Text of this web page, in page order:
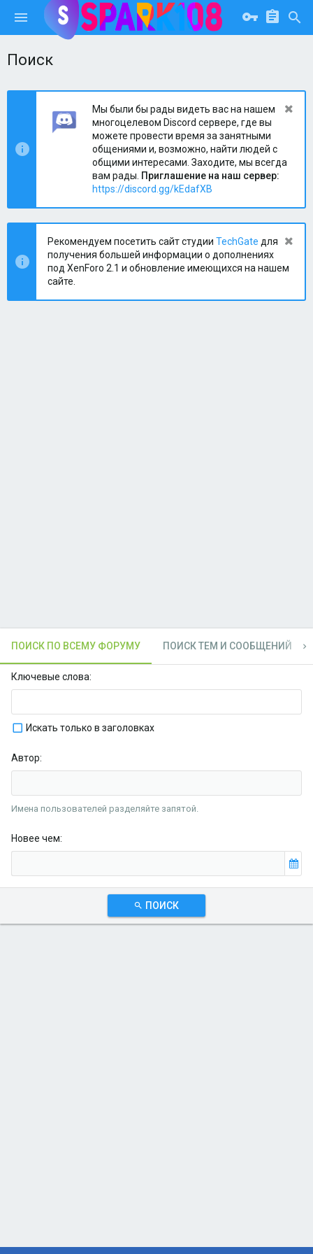
Поиск
Мы были бы рады видеть вас на нашем
многоцелевом Discord сервере, где вы
можете провести время за занятными
общениями и, возможно, найти людей с
общими интересами. Заходите, мы всегда
вам рады. Приглашение на наш сервер:
https://discord.gg/kEdafXB
Рекомендуем посетить сайт студии TechGate для
получения большей информации о дополнениях
под XenForo 2.1 и обновление имеющихся на нашем
сайте.
ПОИСК ПО ВСЕМУ ФОРУМУ ПОИСК ТЕМ И СООБЩЕНИЙ
Ключевые слова
Искать только в заголовках
Автор
Имена пользователей разделяйте запятой.
Новее чем
ПОИСК